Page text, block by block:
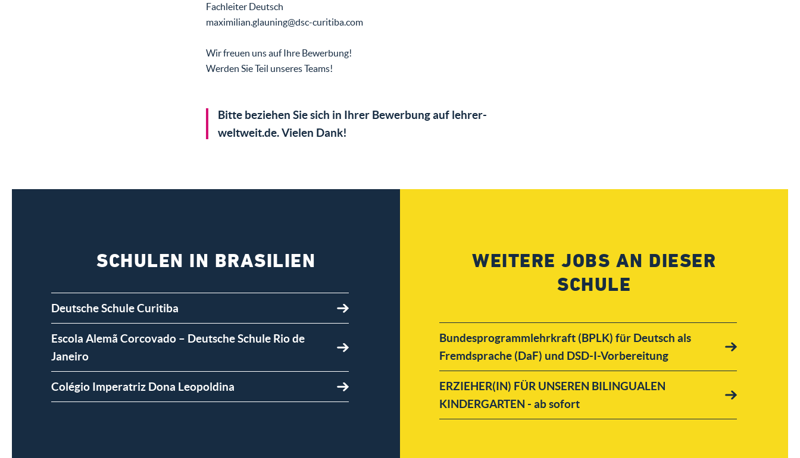
Fachleiter Deutsch
maximilian.glauning@dsc-curitiba.com
Wir freuen uns auf Ihre Bewerbung!
Werden Sie Teil unseres Teams!
Bitte beziehen Sie sich in Ihrer Bewerbung auf lehrer-
weltweit.de. Vielen Dank!
SCHULEN IN BRASILIEN
Deutsche Schule Curitiba
Escola Alemã Corcovado – Deutsche Schule Rio de
Janeiro
Colégio Imperatriz Dona Leopoldina
WEITERE JOBS AN DIESER
SCHULE
Bundesprogrammlehrkraft (BPLK) für Deutsch als
Fremdsprache (DaF) und DSD-I-Vorbereitung
ERZIEHER(IN) FÜR UNSEREN BILINGUALEN
KINDERGARTEN - ab sofort